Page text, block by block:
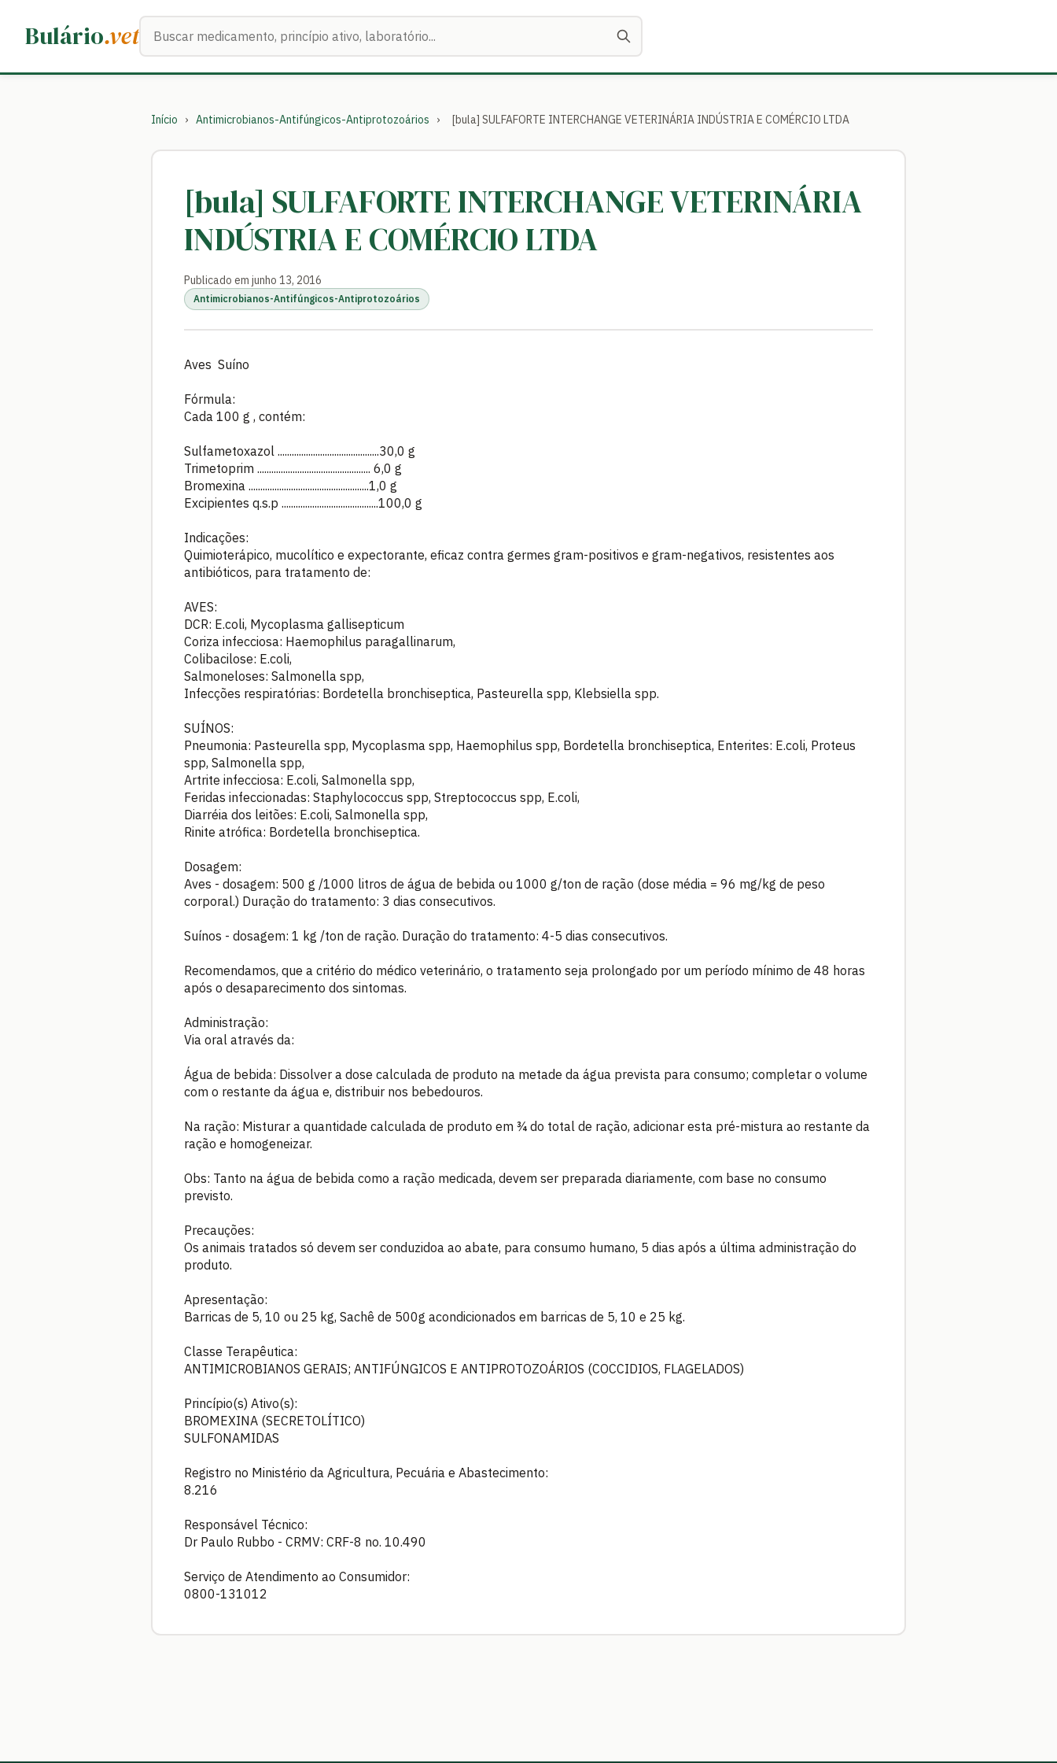
Bulário.vetBuscar medicamentos
Início › Antimicrobianos-Antifúngicos-Antiprotozoários › [bula] SULFAFORTE INTERCHANGE VETERINÁRIA INDÚSTRIA E COMÉRCIO LTDA
[bula] SULFAFORTE INTERCHANGE VETERINÁRIA
INDÚSTRIA E COMÉRCIO LTDA
Publicado em junho 13, 2016
Antimicrobianos-Antifúngicos-Antiprotozoários
Aves Suíno
Fórmula:
Cada 100 g , contém:
Sulfametoxazol ...........................................30,0 g
Trimetoprim ................................................ 6,0 g
Bromexina ...................................................1,0 g
Excipientes q.s.p .........................................100,0 g
Indicações:
Quimioterápico, mucolítico e expectorante, eficaz contra germes gram-positivos e gram-negativos, resistentes aos
antibióticos, para tratamento de:
AVES:
DCR: E.coli, Mycoplasma gallisepticum
Coriza infecciosa: Haemophilus paragallinarum,
Colibacilose: E.coli,
Salmoneloses: Salmonella spp,
Infecções respiratórias: Bordetella bronchiseptica, Pasteurella spp, Klebsiella spp.
SUÍNOS:
Pneumonia: Pasteurella spp, Mycoplasma spp, Haemophilus spp, Bordetella bronchiseptica, Enterites: E.coli, Proteus
spp, Salmonella spp,
Artrite infecciosa: E.coli, Salmonella spp,
Feridas infeccionadas: Staphylococcus spp, Streptococcus spp, E.coli,
Diarréia dos leitões: E.coli, Salmonella spp,
Rinite atrófica: Bordetella bronchiseptica.
Dosagem:
Aves - dosagem: 500 g /1000 litros de água de bebida ou 1000 g/ton de ração (dose média = 96 mg/kg de peso
corporal.) Duração do tratamento: 3 dias consecutivos.
Suínos - dosagem: 1 kg /ton de ração. Duração do tratamento: 4-5 dias consecutivos.
Recomendamos, que a critério do médico veterinário, o tratamento seja prolongado por um período mínimo de 48 horas
após o desaparecimento dos sintomas.
Administração:
Via oral através da:
Água de bebida: Dissolver a dose calculada de produto na metade da água prevista para consumo; completar o volume
com o restante da água e, distribuir nos bebedouros.
Na ração: Misturar a quantidade calculada de produto em ¾ do total de ração, adicionar esta pré-mistura ao restante da
ração e homogeneizar.
Obs: Tanto na água de bebida como a ração medicada, devem ser preparada diariamente, com base no consumo
previsto.
Precauções:
Os animais tratados só devem ser conduzidoa ao abate, para consumo humano, 5 dias após a última administração do
produto.
Apresentação:
Barricas de 5, 10 ou 25 kg, Sachê de 500g acondicionados em barricas de 5, 10 e 25 kg.
Classe Terapêutica:
ANTIMICROBIANOS GERAIS; ANTIFÚNGICOS E ANTIPROTOZOÁRIOS (COCCIDIOS, FLAGELADOS)
Princípio(s) Ativo(s):
BROMEXINA (SECRETOLÍTICO)
SULFONAMIDAS
Registro no Ministério da Agricultura, Pecuária e Abastecimento:
8.216
Responsável Técnico:
Dr Paulo Rubbo - CRMV: CRF-8 no. 10.490
Serviço de Atendimento ao Consumidor:
0800-131012